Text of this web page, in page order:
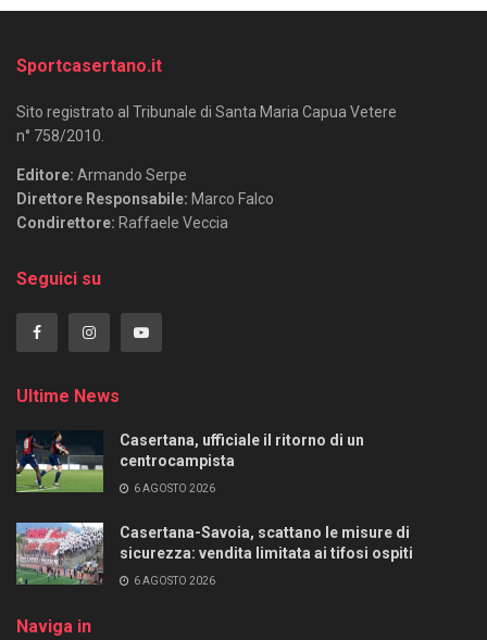
Sportcasertano.it
Sito registrato al Tribunale di Santa Maria Capua Vetere
n° 758/2010.
Editore: Armando Serpe
Direttore Responsabile: Marco Falco
Condirettore: Raffaele Veccia
Seguici su
Ultime News
Casertana, ufficiale il ritorno di un
centrocampista
6 AGOSTO 2026
Casertana-Savoia, scattano le misure di
sicurezza: vendita limitata ai tifosi ospiti
6 AGOSTO 2026
Naviga in